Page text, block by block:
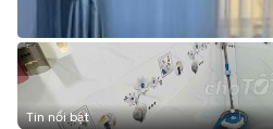
Tin nổi bật